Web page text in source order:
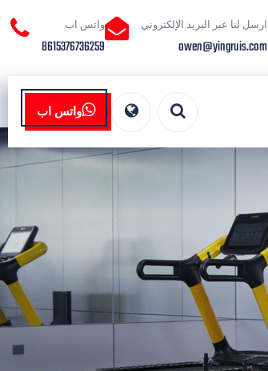
ارسل لنا عبر البريد الإلكتروني
owen@yingruis.com
واتس اب
8615376736259
واتس اب